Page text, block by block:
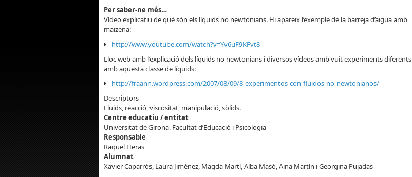
Per saber-ne més…
Vídeo explicatiu de què són els líquids no newtonians. Hi apareix l’exemple de la barreja d’aigua amb
maizena:
http://www.youtube.com/watch?v=Yv6uF9KFvt8
Lloc web amb l’explicació dels líquids no newtonians i diversos vídeos amb vuit experiments diferents
amb aquesta classe de líquids:
http://fraann.wordpress.com/2007/08/09/8-experimentos-con-fluidos-no-newtonianos/
Descriptors
Fluids, reacció, viscositat, manipulació, sòlids.
Centre educatiu / entitat
Universitat de Girona. Facultat d’Educació i Psicologia
Responsable
Raquel Heras
Alumnat
Xavier Caparrós, Laura Jiménez, Magda Martí, Alba Masó, Aina Martín i Georgina Pujadas